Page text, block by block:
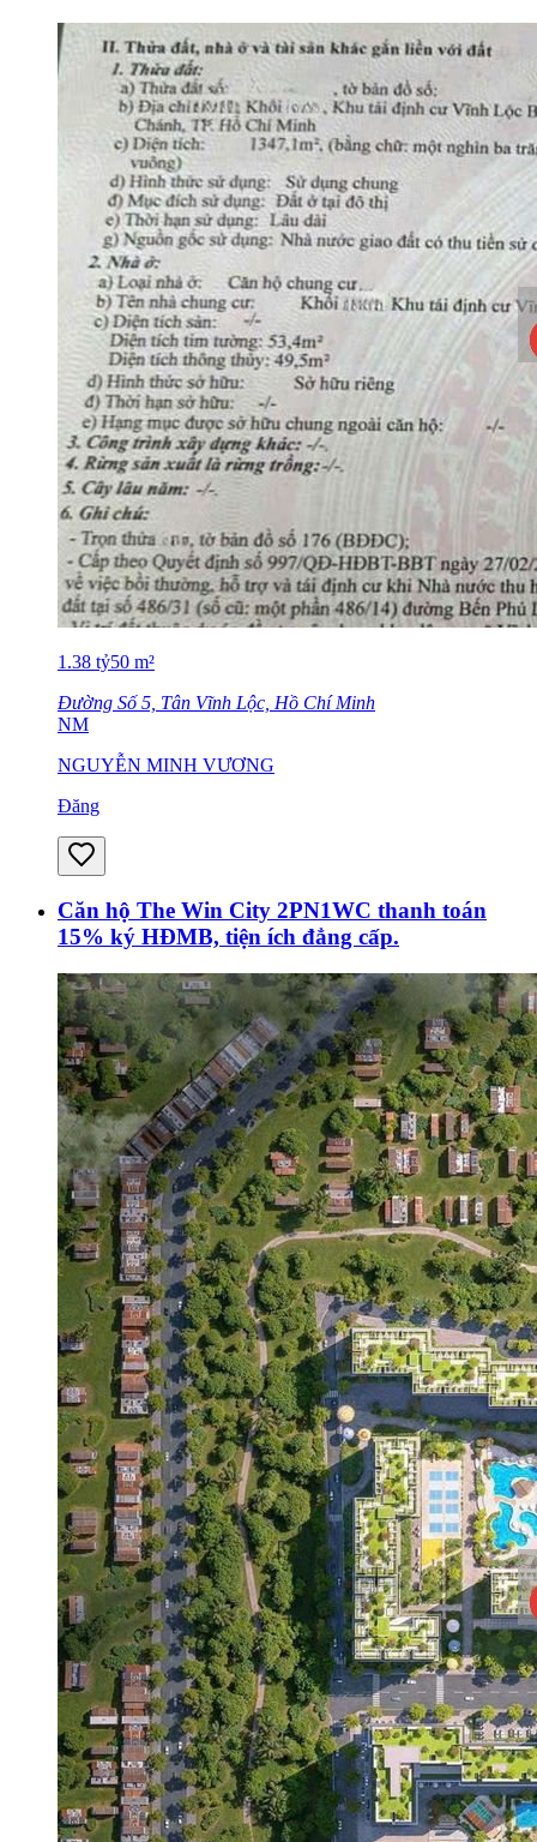
1.38 tỷ50 m²
Đường Số 5, Tân Vĩnh Lộc, Hồ Chí Minh
NM
NGUYỄN MINH VƯƠNG
Đăng
Căn hộ The Win City 2PN1WC thanh toán
15% ký HĐMB, tiện ích đẳng cấp.